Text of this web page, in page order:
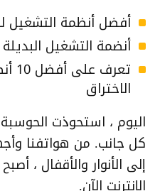
أفضل أنظمة التشغيل
أنضمة التشغيل
الاختراق
اليوم ، استحوذت
كل جانب. من هواتفنا
إلى الأنوار والأقفال ،
الإنترنت الآن.